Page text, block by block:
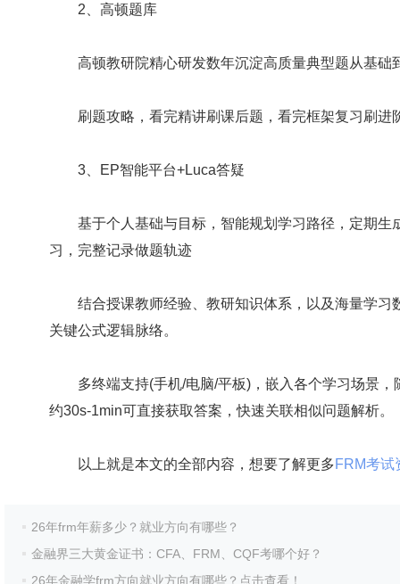
2、高顿题库
高顿教研院精心研发数年沉淀高质量典型题从基础
刷题攻略，看完精讲刷课后题，看完框架复习刷进
3、EP智能平台+Luca答疑
基于个人基础与目标，智能规划学习路径，定期生
习，完整记录做题轨迹
结合授课教师经验、教研知识体系，以及海量学习
关键公式逻辑脉络。
多终端支持(手机/电脑/平板)，嵌入各个学习场景，
约30s-1min可直接获取答案，快速关联相似问题解析。
以上就是本文的全部内容，想要了解更多FRM考试
26年frm年薪多少？就业方向有哪些？
金融界三大黄金证书：CFA、FRM、CQF考哪个好？
26年金融学frm方向就业方向有哪些？点击查看！